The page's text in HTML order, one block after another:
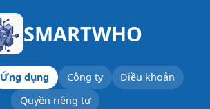
SMARTWHO
Ứng dụng Công ty
Điều khoản
Quyền riêng tư